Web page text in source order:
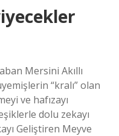
Mersini Akıllı
“kralı” olan
ve hafızayı
dolu zekayı
Geliştiren Meyve